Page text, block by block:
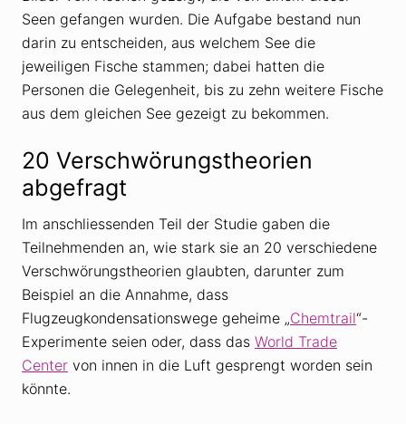
Seen gefangen wurden. Die Aufgabe bestand nun
darin zu entscheiden, aus welchem See die
jeweiligen Fische stammen; dabei hatten die
Personen die Gelegenheit, bis zu zehn weitere Fische
aus dem gleichen See gezeigt zu bekommen.
20 Verschwörungstheorien
abgefragt
Im anschliessenden Teil der Studie gaben die
Teilnehmenden an, wie stark sie an 20 verschiedene
Verschwörungstheorien glaubten, darunter zum
Beispiel an die Annahme, dass
Flugzeugkondensationswege geheime „Chemtrail“-
Experimente seien oder, dass das World Trade
Center von innen in die Luft gesprengt worden sein
könnte.